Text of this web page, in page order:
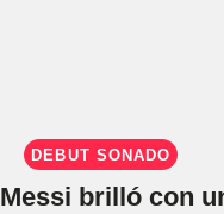
DEBUT SOÑADO
Messi brilló con